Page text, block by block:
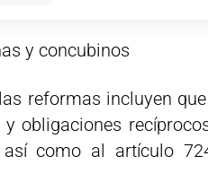
y concubinos
reformas incluyen
y obligaciones
como al artículo